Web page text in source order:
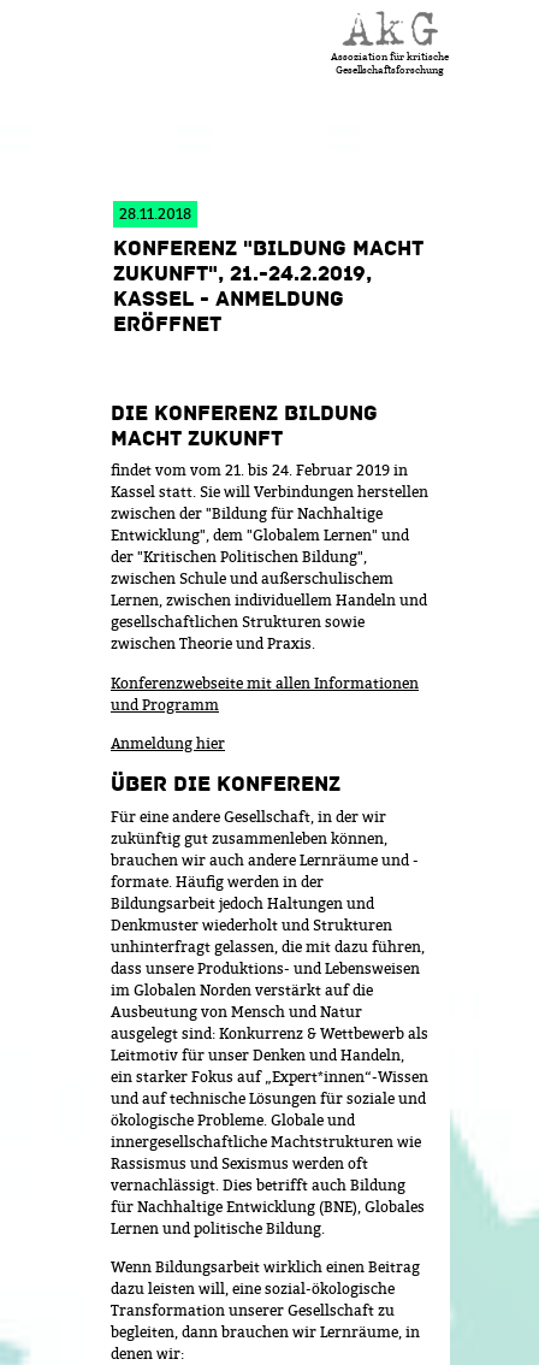
Assoziation für kritische
Gesellschaftsforschung
28.11.2018
KONFERENZ "BILDUNG MACHT
ZUKUNFT", 21.-24.2.2019,
KASSEL - ANMELDUNG
ERÖFFNET
DIE KONFERENZ BILDUNG
MACHT ZUKUNFT
findet vom vom 21. bis 24. Februar 2019 in
Kassel statt. Sie will Verbindungen herstellen
zwischen der "Bildung für Nachhaltige
Entwicklung", dem "Globalem Lernen" und
der "Kritischen Politischen Bildung",
zwischen Schule und außerschulischem
Lernen, zwischen individuellem Handeln und
gesellschaftlichen Strukturen sowie
zwischen Theorie und Praxis.
Konferenzwebseite mit allen Informationen
und Programm
Anmeldung hier
ÜBER DIE KONFERENZ
Für eine andere Gesellschaft, in der wir
zukünftig gut zusammenleben können,
brauchen wir auch andere Lernräume und -
formate. Häufig werden in der
Bildungsarbeit jedoch Haltungen und
Denkmuster wiederholt und Strukturen
unhinterfragt gelassen, die mit dazu führen,
dass unsere Produktions- und Lebensweisen
im Globalen Norden verstärkt auf die
Ausbeutung von Mensch und Natur
ausgelegt sind: Konkurrenz & Wettbewerb als
Leitmotiv für unser Denken und Handeln,
ein starker Fokus auf „Expert*innen“-Wissen
und auf technische Lösungen für soziale und
ökologische Probleme. Globale und
innergesellschaftliche Machtstrukturen wie
Rassismus und Sexismus werden oft
vernachlässigt. Dies betrifft auch Bildung
für Nachhaltige Entwicklung (BNE), Globales
Lernen und politische Bildung.
Wenn Bildungsarbeit wirklich einen Beitrag
dazu leisten will, eine sozial-ökologische
Transformation unserer Gesellschaft zu
begleiten, dann brauchen wir Lernräume, in
denen wir: